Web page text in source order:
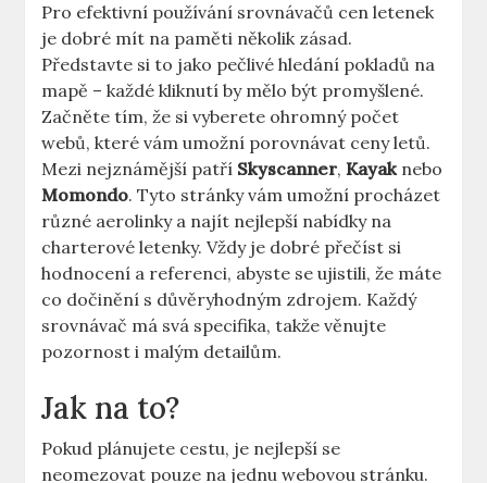
Pro efektivní používání srovnávačů cen letenek
je dobré mít na paměti několik zásad.
Představte si to jako pečlivé hledání pokladů na
mapě – každé kliknutí by mělo být promyšlené.
Začněte tím, že si vyberete ohromný počet
webů, které vám umožní porovnávat ceny letů.
Mezi nejznámější patří Skyscanner,Kayaknebo
Momondo. Tyto stránky vám umožní procházet
různé aerolinky a najít nejlepší nabídky na
charterové letenky. Vždy je dobré přečíst si
hodnocení a referenci, abyste se ujistili, že máte
co dočinění s důvěryhodným zdrojem. Každý
srovnávač má svá specifika, takže věnujte
pozornost i malým detailům.
Jak na to?
Pokud plánujete cestu, je nejlepší se
neomezovat pouze na jednu webovou stránku.